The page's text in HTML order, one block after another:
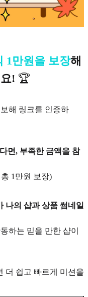
1만원을 보장해
! 🏆
해 링크를 인증하
면, 부족한 금액을 참
1만원 보장)
나의 샵과 상품 썸네일
하는 믿을 만한 샵이
더 쉽고 빠르게 미션을